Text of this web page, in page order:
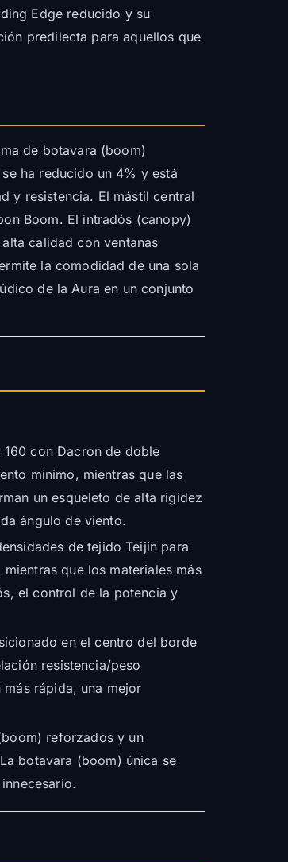
Edge reducido y su
predilecta para aquellos que
de botavara (boom)
ha reducido un 4% y está
y resistencia. El mástil central
Boom. El intradós (canopy)
calidad con ventanas
la comodidad de una sola
de la Aura en un conjunto
con Dacron de doble
mínimo, mientras que las
un esqueleto de alta rigidez
ángulo de viento.
de tejido Teijin para
que los materiales más
el control de la potencia y
en el centro del borde
resistencia/peso
rápida, una mejor
reforzados y un
botavara (boom) única se